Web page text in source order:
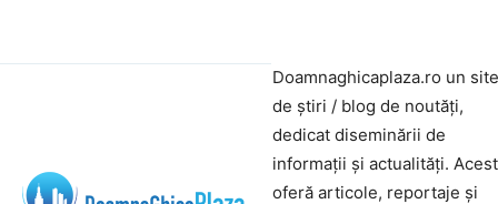
Doamnaghicaplaza.ro un site
de știri / blog de noutăți,
dedicat diseminării de
informații și actualități.
oferă articole, reportaje și